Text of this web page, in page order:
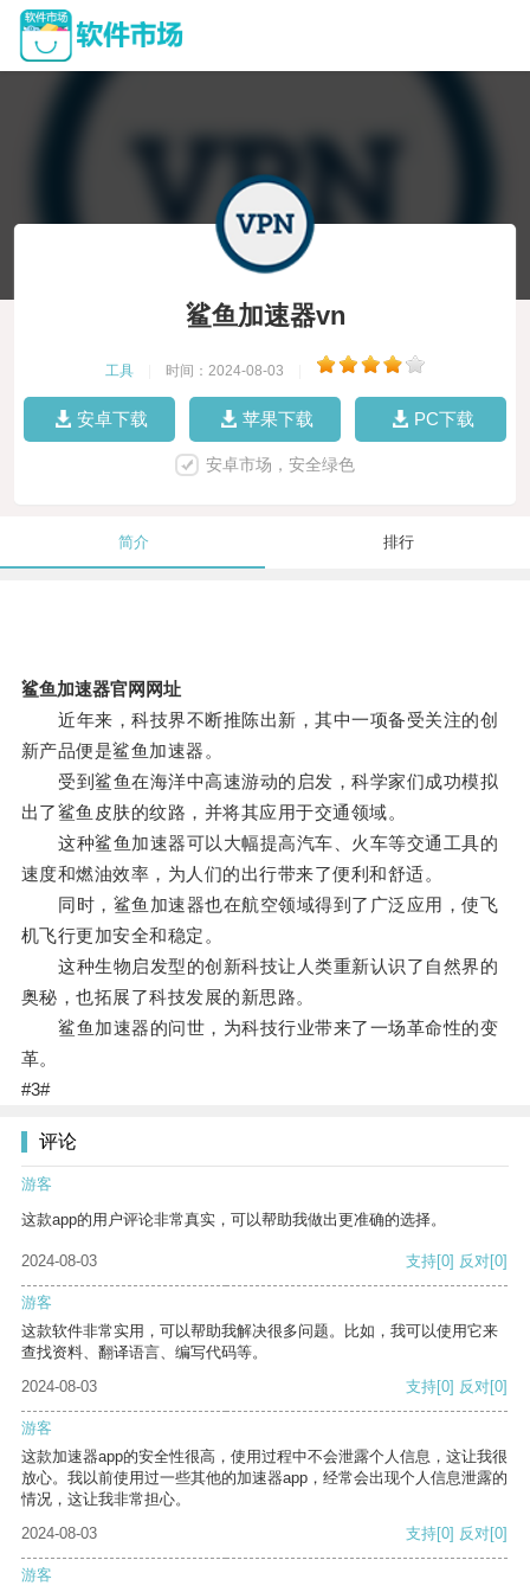
鲨鱼加速器vn
工具 时间：2024-08-03
安卓下载 苹果下载 PC下载
安卓市场，安全绿色
简介 排行
鲨鱼加速器官网网址
近年来，科技界不断推陈出新，其中一项备受关注的创
新产品便是鲨鱼加速器。
受到鲨鱼在海洋中高速游动的启发，科学家们成功模拟
出了鲨鱼皮肤的纹路，并将其应用于交通领域。
这种鲨鱼加速器可以大幅提高汽车、火车等交通工具的
速度和燃油效率，为人们的出行带来了便利和舒适。
同时，鲨鱼加速器也在航空领域得到了广泛应用，使飞
机飞行更加安全和稳定。
这种生物启发型的创新科技让人类重新认识了自然界的
奥秘，也拓展了科技发展的新思路。
鲨鱼加速器的问世，为科技行业带来了一场革命性的变
革。
#3#
评论
游客
这款app的用户评论非常真实，可以帮助我做出更准确的选择。
2024-08-03 支持[0] 反对[0]
游客
这款软件非常实用，可以帮助我解决很多问题。比如，我可以使用它来
查找资料、翻译语言、编写代码等。
2024-08-03
支持[0] 反对[0]
游客
这款加速器app的安全性很高，使用过程中不会泄露个人信息，这让我很
放心。我以前使用过一些其他的加速器app，经常会出现个人信息泄露的
情况，这让我非常担心。
2024-08-03
支持[0] 反对[0]
游客